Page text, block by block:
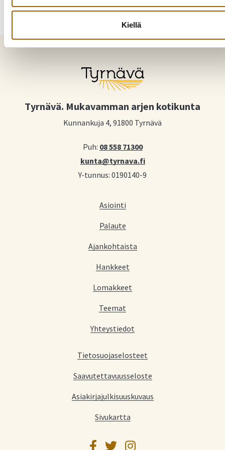
Kiellä
Tyrnävä. Mukavamman arjen kotikunta
Kunnankuja 4, 91800 Tyrnävä
Puh: 08 558 71300
kunta@tyrnava.fi
Y-tunnus: 0190140-9
Asiointi
Palaute
Ajankohtaista
Hankkeet
Lomakkeet
Teemat
Yhteystiedot
Tietosuojaselosteet
Saavutettavuusseloste
Asiakirjajulkisuuskuvaus
Sivukartta
Facebook
TwitterInstagram